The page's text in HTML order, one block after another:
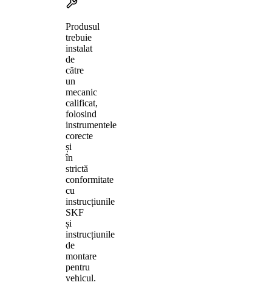
Produsul
trebuie
instalat
de
către
un
mecanic
calificat,
folosind
instrumentele
corecte
și
în
strictă
conformitate
cu
instrucțiunile
SKF
și
instrucțiunile
de
montare
pentru
vehicul.